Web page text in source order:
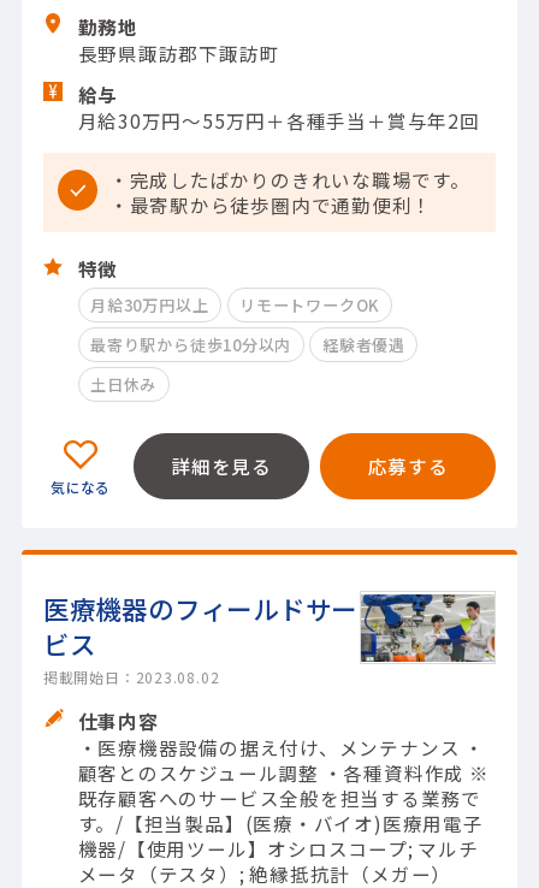
勤務地
長野県諏訪郡下諏訪町
給与
月給30万円～55万円＋各種手当＋賞与年2回
・完成したばかりのきれいな職場です。
・最寄駅から徒歩圏内で通勤便利！
特徴
月給30万円以上
リモートワークOK
最寄り駅から徒歩10分以内
経験者優遇
土日休み
詳細を見る 応募する
医療機器のフィールドサー
ビス
掲載開始日：2023.08.02
仕事内容
・医療機器設備の据え付け、メンテナンス ・
顧客とのスケジュール調整 ・各種資料作成 ※
既存顧客へのサービス全般を担当する業務で
す。/【担当製品】(医療・バイオ)医療用電子
機器/【使用ツール】オシロスコープ; マルチ
メータ（テスタ）; 絶縁抵抗計（メガー）